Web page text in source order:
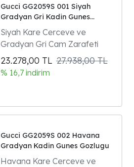
Gucci GG2059S 001 Siyah
Gradyan Gri Kadin Gunes
Gozlugu
Siyah Kare Cerceve ve
Gradyan Gri Cam Zarafeti
23.278,00 TL 27.938,00 TL
% 16,7 indirim
Gucci GG2059S 002 Havana
Gradyan Kadin Gunes Gozlugu
Havana Kare Cerceve ve